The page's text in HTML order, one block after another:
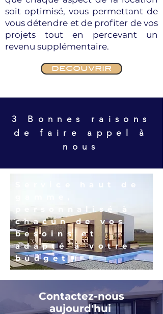
soit optimisé, vous permettant de
vous détendre et de profiter de vos
projets tout en percevant un
revenu supplémentaire.
DECOUVRIR
3 Bonnes raisons
de faire appel à
nous
Service haut de
personnalisé à
chacun de vos
besoins et
adapté à votre
budget
Contactez-nous
aujourd'hui